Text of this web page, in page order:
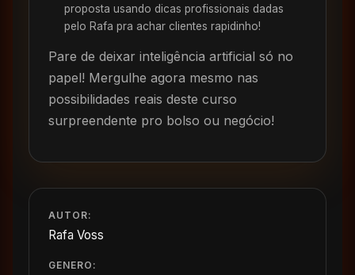
proposta usando dicas profissionais dadas
pelo Rafa pra achar clientes rapidinho!
Pare de deixar inteligência artificial só no
papel! Mergulhe agora mesmo nas
possibilidades reais deste curso
surpreendente pro bolso ou negócio!
AUTOR:
Rafa Voss
GENERO: